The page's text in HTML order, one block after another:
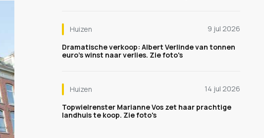
Huizen
9 jul 2026
Dramatische verkoop: Albert Verlinde van tonnen
euro's winst naar verlies. Zie foto's
Huizen
14 jul 2026
Topwielrenster Marianne Vos zet haar prachtige
landhuis te koop. Zie foto's